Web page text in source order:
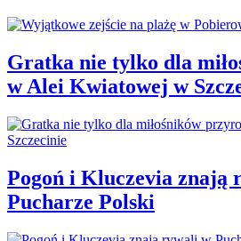
Gratka nie tylko dla
w Alei Kwiatowej w
Pogoń i Kluczevia znają
Pucharze Polski